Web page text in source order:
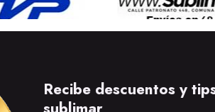
Recibe descuentos y